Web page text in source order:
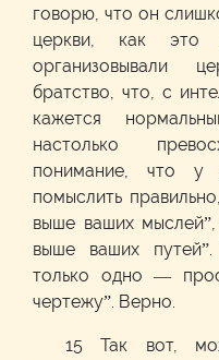
говорю, что он
церкви, как это
организовывали
братство, что, с
кажется
настолько
понимание, что у
помыслить
выше ваших
выше ваших
только одно —
чертежу”. Верно.
15 Так вот,